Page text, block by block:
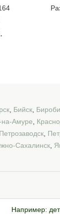
Бийск
на-Амуре
Петрозаводск
Сахалинск
Например: